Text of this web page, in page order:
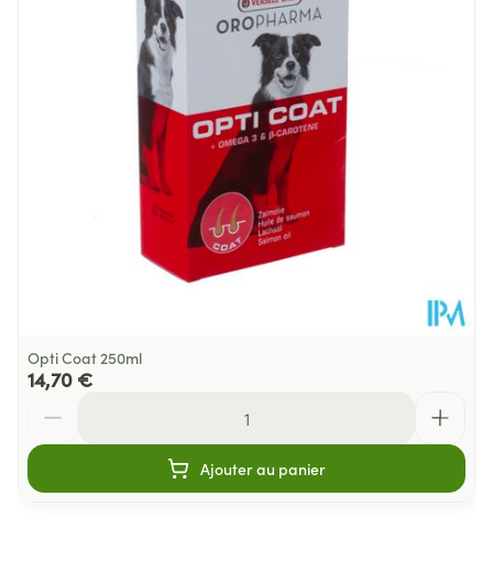
250
Température ambiante (15°C -
25°C)
Opti Coat 250ml
14,70 €
Ajouter au panier